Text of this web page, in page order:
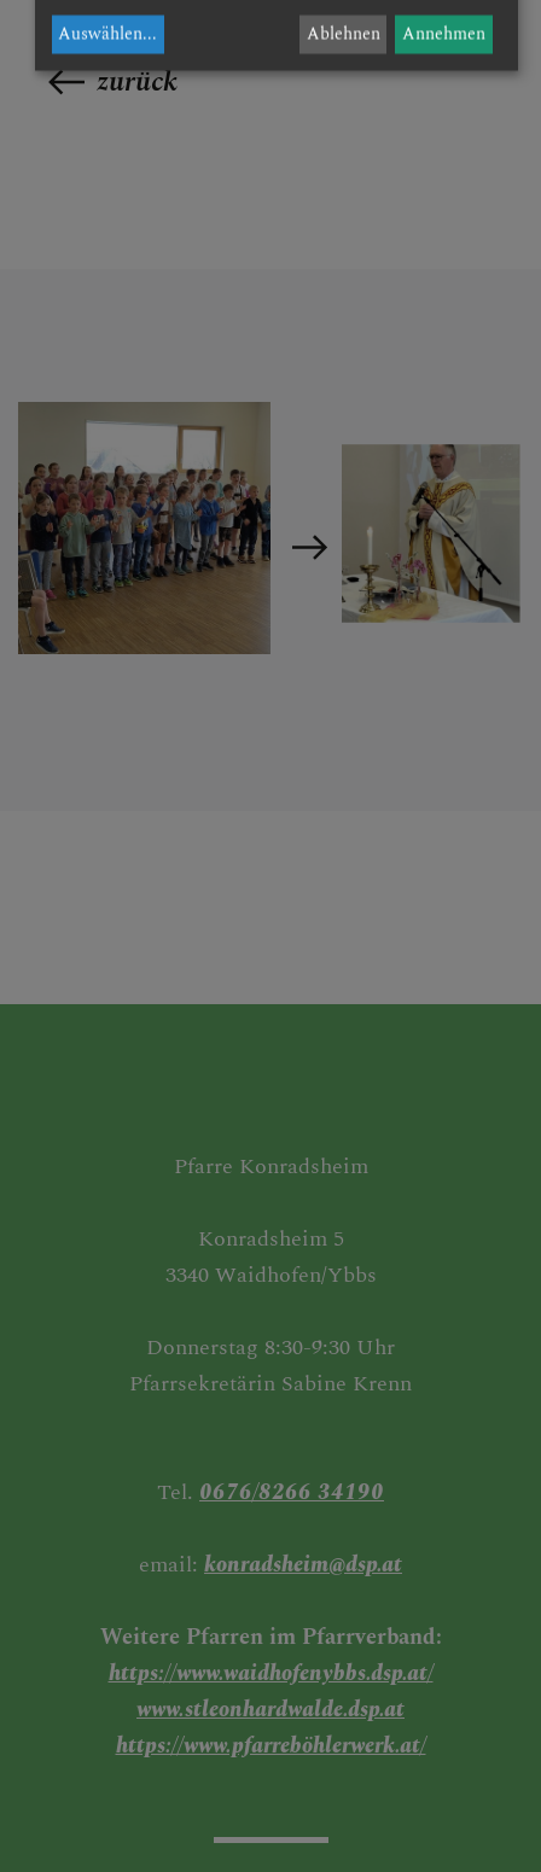
zurück
Pfarre Konradsheim
Konradsheim 5
3340 Waidhofen/Ybbs
Donnerstag 8:30-9:30 Uhr
Pfarrsekretärin Sabine Krenn
Tel. 0676/8266 34190
email: konradsheim@dsp.at
Weitere Pfarren im Pfarrverband:
https://www.waidhofenybbs.dsp.at/
www.stleonhardwalde.dsp.at
https://www.pfarreböhlerwerk.at/
Auswählen... Ablehnen Annehmen